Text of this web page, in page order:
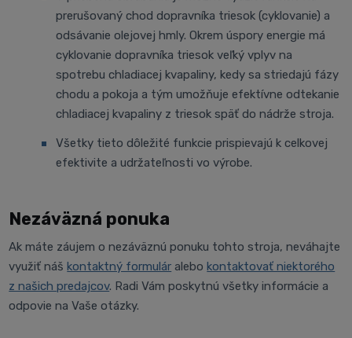
prerušovaný chod dopravníka triesok (cyklovanie) a
odsávanie olejovej hmly. Okrem úspory energie má
cyklovanie dopravníka triesok veľký vplyv na
spotrebu chladiacej kvapaliny, kedy sa striedajú fázy
chodu a pokoja a tým umožňuje efektívne odtekanie
chladiacej kvapaliny z triesok späť do nádrže stroja.
Všetky tieto dôležité funkcie prispievajú k celkovej
efektivite a udržateľnosti vo výrobe.
Nezáväzná ponuka
Ak máte záujem o nezáväznú ponuku tohto stroja, neváhajte
využiť náškontaktný formulár alebokontaktovať niektorého
z našich predajcov. Radi Vám poskytnú všetky informácie a
odpovie na Vaše otázky.